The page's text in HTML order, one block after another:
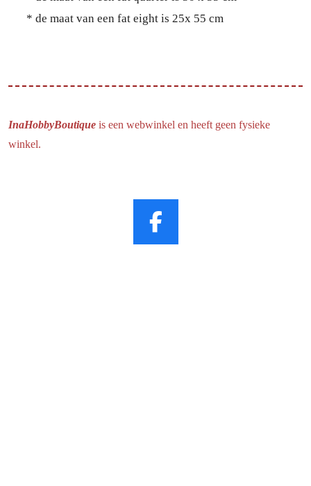
* de maat van een fat eight is 25x 55 cm
InaHobbyBoutique is een webwinkel en heeft geen fysieke
winkel.
F